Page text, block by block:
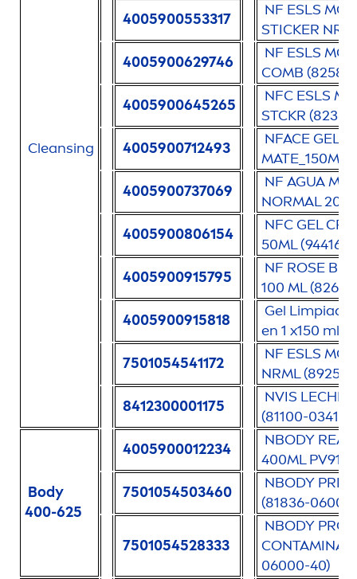
Cleansing
4005900553317
NF ESLS
STICKER
4005900629746
NF ESLS
COMB
4005900645265
NFC ESLS
STCKR
4005900712493
NFACE GEL
MATE_150ML
4005900737069
NF AGUA
NORMAL 200
4005900806154
NFC GEL
50ML (94416-
4005900915795
NF ROSEBI-
100 ML
4005900915818
Gel
en 1 x150 ml
7501054541172
NF ESLS
NRML
8412300001175
NVIS LECHE
(81100-03415-
Body
400-625
4005900012234
NBODY
400ML PV91
7501054503460
NBODY
(81836-
7501054528333
NBODY
06000-40)